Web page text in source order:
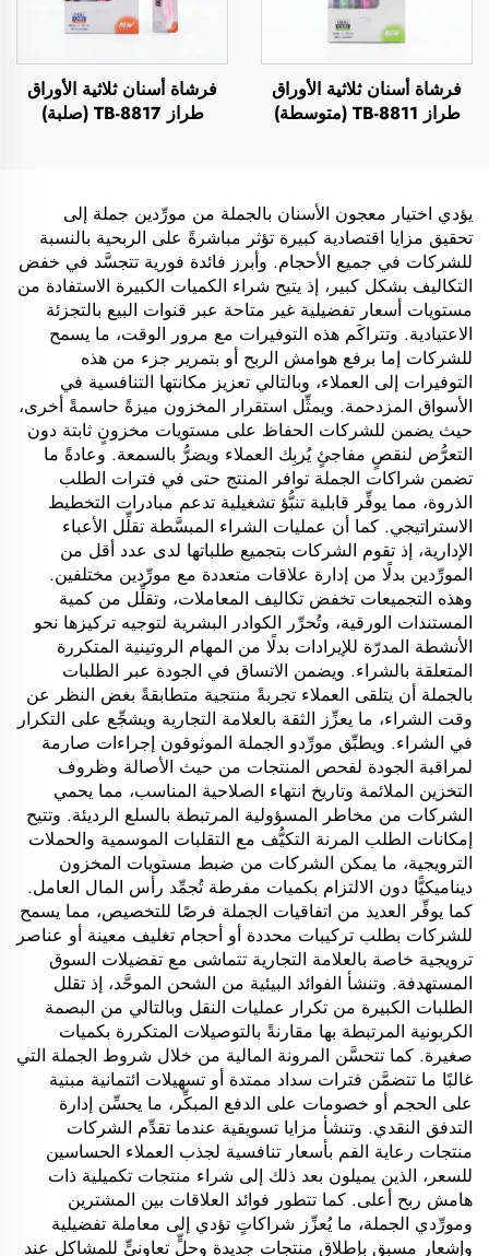
فرشاة أسنان ثلاثية الأوراق
طراز TB-8811 (متوسطة)
فرشاة أسنان ثلاثية الأوراق
طراز TB-8817 (صلبة)
يؤدي اختيار معجون الأسنان بالجملة من مورِّدين جملة إلى
تحقيق مزايا اقتصادية كبيرة تؤثر مباشرةً على الربحية بالنسبة
للشركات في جميع الأحجام. وأبرز فائدة فورية تتجسَّد في خفض
التكاليف بشكل كبير، إذ يتيح شراء الكميات الكبيرة الاستفادة من
مستويات أسعار تفضيلية غير متاحة عبر قنوات البيع بالتجزئة
الاعتيادية. وتتراكَم هذه التوفيرات مع مرور الوقت، ما يسمح
للشركات إما برفع هوامش الربح أو بتمرير جزء من هذه
التوفيرات إلى العملاء، وبالتالي تعزيز مكانتها التنافسية في
الأسواق المزدحمة. ويمثِّل استقرار المخزون ميزةً حاسمةً أخرى،
حيث يضمن للشركات الحفاظ على مستويات مخزونٍ ثابتة دون
التعرُّض لنقصٍ مفاجئٍ يُربِك العملاء ويضرُّ بالسمعة. وعادةً ما
تضمن شراكات الجملة توافر المنتج حتى في فترات الطلب
الذروة، مما يوفِّر قابلية تنبُّؤ تشغيلية تدعم مبادرات التخطيط
الاستراتيجي. كما أن عمليات الشراء المبسَّطة تقلِّل الأعباء
الإدارية، إذ تقوم الشركات بتجميع طلباتها لدى عدد أقل من
المورِّدين بدلًا من إدارة علاقات متعددة مع مورِّدين مختلفين.
وهذه التجميعات تخفض تكاليف المعاملات، وتقلِّل من كمية
المستندات الورقية، وتُحرِّر الكوادر البشرية لتوجيه تركيزها نحو
الأنشطة المدرّة للإيرادات بدلًا من المهام الروتينية المتكررة
المتعلقة بالشراء. ويضمن الاتساق في الجودة عبر الطلبات
بالجملة أن يتلقى العملاء تجربةً منتجية متطابقةً بغض النظر عن
وقت الشراء، ما يعزِّز الثقة بالعلامة التجارية ويشجِّع على التكرار
في الشراء. ويطبِّق مورِّدو الجملة الموثوقون إجراءات صارمة
لمراقبة الجودة لفحص المنتجات من حيث الأصالة وظروف
التخزين الملائمة وتاريخ انتهاء الصلاحية المناسب، مما يحمي
الشركات من مخاطر المسؤولية المرتبطة بالسلع الرديئة. وتتيح
إمكانات الطلب المرنة التكيُّف مع التقلبات الموسمية والحملات
الترويجية، ما يمكن الشركات من ضبط مستويات المخزون
ديناميكيًّا دون الالتزام بكميات مفرطة تُجمِّد رأس المال العامل.
كما يوفِّر العديد من اتفاقيات الجملة فرصًا للتخصيص، مما يسمح
للشركات بطلب تركيبات محددة أو أحجام تغليف معينة أو عناصر
ترويجية خاصة بالعلامة التجارية تتماشى مع تفضيلات السوق
المستهدفة. وتنشأ الفوائد البيئية من الشحن الموحَّد، إذ تقلل
الطلبات الكبيرة من تكرار عمليات النقل وبالتالي من البصمة
الكربونية المرتبطة بها مقارنةً بالتوصيلات المتكررة بكميات
صغيرة. كما تتحسَّن المرونة المالية من خلال شروط الجملة التي
غالبًا ما تتضمَّن فترات سداد ممتدة أو تسهيلات ائتمانية مبنية
على الحجم أو خصومات على الدفع المبكِّر، ما يحسِّن إدارة
التدفق النقدي. وتنشأ مزايا تسويقية عندما تقدِّم الشركات
منتجات رعاية الفم بأسعار تنافسية لجذب العملاء الحساسين
للسعر، الذين يميلون بعد ذلك إلى شراء منتجات تكميلية ذات
هامش ربح أعلى. كما تتطور فوائد العلاقات بين المشترين
ومورِّدي الجملة، ما يُعزِّز شراكاتٍ تؤدي إلى معاملة تفضيلية
وإشعار مسبق بإطلاق منتجات جديدة وحلٍّ تعاونيٍّ للمشاكل عند